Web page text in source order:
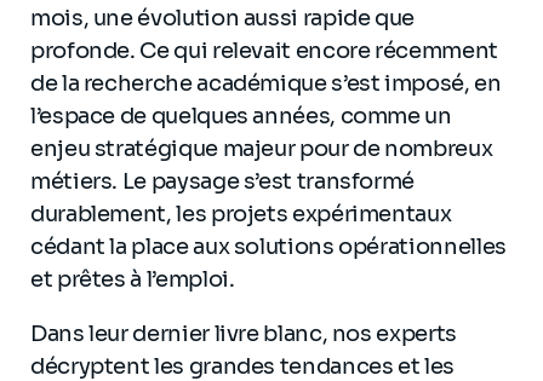
mois, une évolution aussi rapide que
profonde. Ce qui relevait encore récemment
de la recherche académique s’est imposé, en
l’espace de quelques années, comme un
enjeu stratégique majeur pour de nombreux
métiers. Le paysage s’est transformé
durablement, les projets expérimentaux
cédant la place aux solutions opérationnelles
et prêtes à l’emploi.
Dans leur dernier livre blanc, nos experts
décryptent les grandes tendances et les